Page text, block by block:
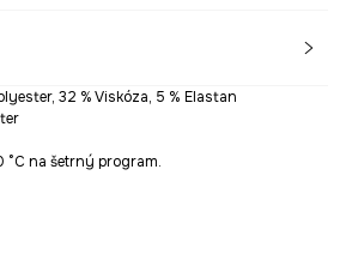
32 % Viskóza, 5 % Elastan
°C na šetrný program.